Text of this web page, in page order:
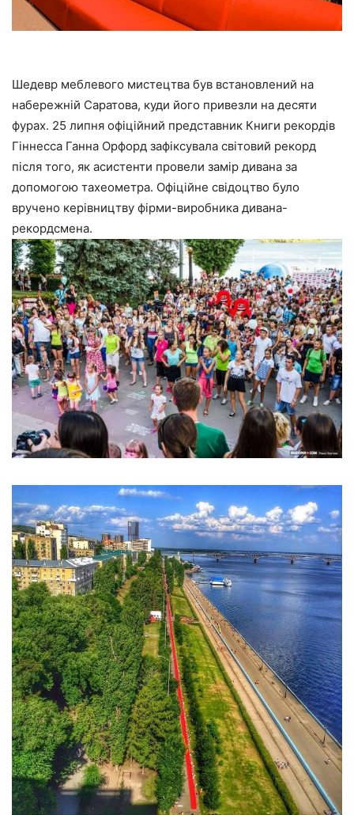
Шедевр меблевого мистецтва був встановлений на
набережній Саратова, куди його привезли на десяти
фурах. 25 липня офіційний представник Книги рекордів
Гіннесса Ганна Орфорд зафіксувала світовий рекорд
після того, як асистенти провели замір дивана за
допомогою тахеометра. Офіційне свідоцтво було
вручено керівництву фірми-виробника дивана-
рекордсмена.